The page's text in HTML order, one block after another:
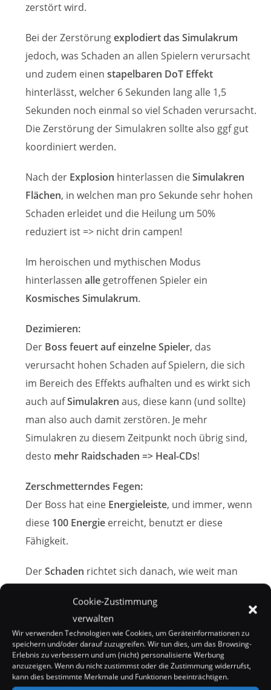
Cookie-Zustimmung
verwalten
Wir verwenden Technologien wie Cookies, um Geräteinformationen zu
speichern und/oder darauf zuzugreifen. Wir tun dies, um das Browsing-
Erlebnis zu verbessern und um (nicht) personalisierte Werbung
anzuzeigen. Wenn du nicht zustimmst oder die Zustimmung widerrufst,
kann dies bestimmte Merkmale und Funktionen beeinträchtigen.
zerstört wird.
Bei der Zerstörungexplodiert das Simulakrum
jedoch, was Schaden an allen Spielern verursacht
und zudem einenstapelbaren DoT Effekt
hinterlässt, welcher 6 Sekunden lang alle 1,5
Sekunden noch einmal so viel Schaden verursacht.
Die Zerstörung der Simulakren sollte also ggf gut
koordiniert werden.
Nach der Explosion hinterlassen dieSimulakren
Flächen, in welchen man pro Sekunde sehr hohen
Schaden erleidet und die Heilung um 50%
reduziert ist => nicht drin campen!
Im heroischen und mythischen Modus
hinterlassenalle getroffenen Spieler ein
Kosmisches Simulakrum.
Dezimieren:
Der Boss feuert auf einzelne Spieler, das
verursacht hohen Schaden auf Spielern, die sich
im Bereich des Effekts aufhalten und es wirkt sich
auch aufSimulakren aus, diese kann (und sollte)
man also auch damit zerstören. Je mehr
Simulakren zu diesem Zeitpunkt noch übrig sind,
desto mehr Raidschaden => Heal-CDs!
Zerschmetterndes Fegen:
Der Boss hat eine Energieleiste, und immer, wenn
diese 100 Energie erreicht, benutzt er diese
Fähigkeit.
DerSchaden richtet sich danach, wie weit man
nicht weniger, wenn man
steht, sondernumgekehrt
Man sollte hier aber definitiv nicht in einem
Bereich von 15m um den Bossherum stehen,